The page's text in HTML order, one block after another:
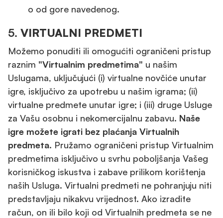
o od gore navedenog.
5. VIRTUALNI PREDMETI
Možemo ponuditi ili omogućiti ograničeni pristup
raznim "Virtualnim predmetima" u našim
Uslugama, uključujući (i) virtualne novčiće unutar
igre, isključivo za upotrebu u našim igrama; (ii)
virtualne predmete unutar igre; i (iii) druge Usluge
za Vašu osobnu i nekomercijalnu zabavu. Naše
igre možete igrati bez plaćanja Virtualnih
predmeta. Pružamo ograničeni pristup Virtualnim
predmetima isključivo u svrhu poboljšanja Vašeg
korisničkog iskustva i zabave prilikom korištenja
naših Usluga. Virtualni predmeti ne pohranjuju niti
predstavljaju nikakvu vrijednost. Ako izradite
račun, on ili bilo koji od Virtualnih predmeta se ne